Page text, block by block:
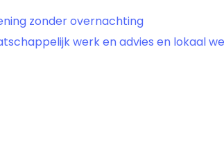
zonder overnachting
werk en advies en lokaal